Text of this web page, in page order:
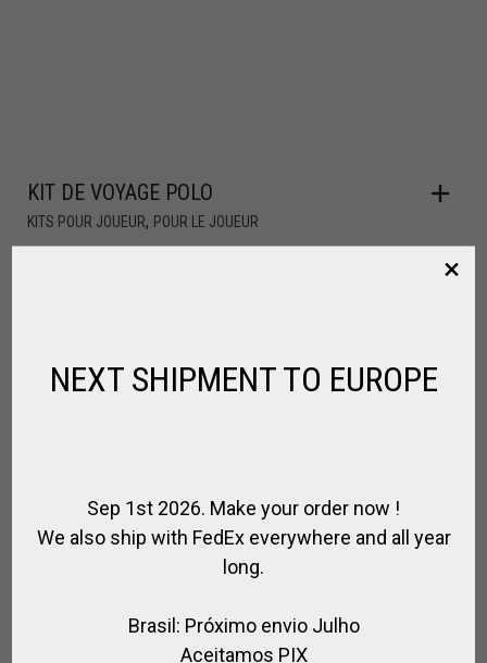
KIT DE VOYAGE POLO
KITS POUR JOUEUR, POUR LE JOUEUR
NEXT SHIPMENT TO EUROPE
Sep 1st 2026. Make your order now !
We also ship with FedEx everywhere and all year
long.
Brasil: Próximo envio Julho
Aceitamos PIX